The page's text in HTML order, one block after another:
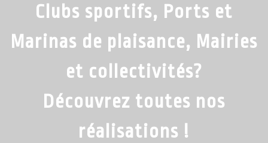
Clubs sportifs, Ports et
Marinas de plaisance, Mairies
et collectivités?
Découvrez toutes nos
réalisations !